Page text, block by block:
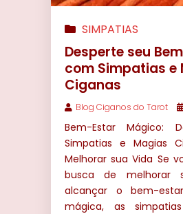
SIMPATIAS
Desperte seu
com Simpatias e
Ciganas
Blog Ciganos do Tarot
Bem-Estar Mágico:
Simpatias e Magias
Melhorar sua Vida Se
busca de melhorar
alcançar o bem-
mágica, as